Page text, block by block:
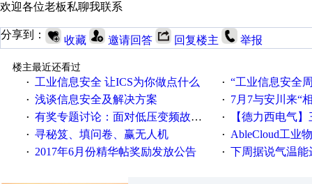
欢迎各位老板私聊我联系
分享到： 收藏 邀请回答 回复楼主 举报
楼主最近还看过
·
工业信息安全 让ICS为你做点什么 · “工业信息安全周之我见”
· 浅谈信息安全及解决方案 · 7月7与安川来“
· 有奖专题讨论：面对低压变频故障，老手是这样解决的！ · 【德力西电气】三
· 寻秘笈、填问卷、赢无人机 · AbleCloud工业物联
· 2017年6月份精华帖奖励发放公告 · 下周据说气温能